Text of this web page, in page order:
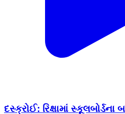
દસ્ક્રોઈ: રિક્ષામાં